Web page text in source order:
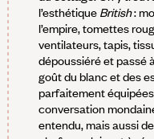
l’esthétique British:
l’empire, tomettes
ventilateurs, tapis,
dépoussiéré et passé
goût du blanc et des
parfaitement
conversation
entendu, mais aussi